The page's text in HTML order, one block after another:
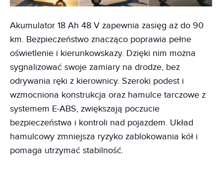
Akumulator 18 Ah 48 V zapewnia zasięg aż do 90
km. Bezpieczeństwo znacząco poprawia pełne
oświetlenie i kierunkowskazy. Dzięki nim można
sygnalizować swoje zamiary na drodze, bez
odrywania ręki z kierownicy. Szeroki podest i
wzmocniona konstrukcja oraz hamulce tarczowe z
systemem E-ABS, zwiększają poczucie
bezpieczeństwa i kontroli nad pojazdem. Układ
hamulcowy zmniejsza ryzyko zablokowania kół i
pomaga utrzymać stabilność.